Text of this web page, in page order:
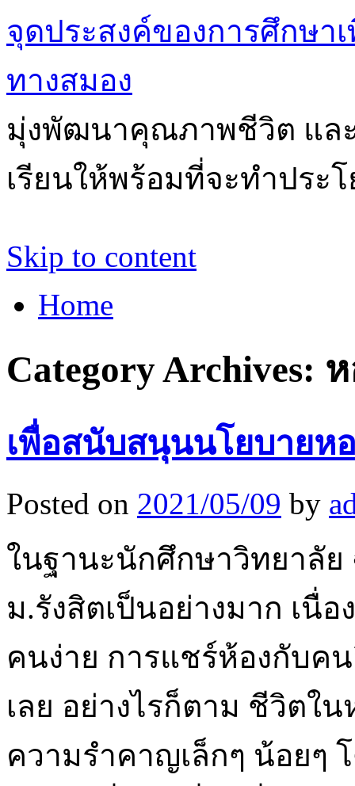
จุดประสงค์ของการศึกษา
ทางสมอง
มุ่งพัฒนาคุณภาพชีวิต แล
เรียนให้พร้อมที่จะทำประ
Skip to content
Home
Category Archives:
เพื่อสนับสนุนนโยบายห
Posted on 2021/05/09 by
ในฐานะนักศึกษาวิทยาลั
ม.รังสิตเป็นอย่างมาก เนื่
คนง่าย การแชร์ห้องกับค
เลย อย่างไรก็ตาม ชีวิตใ
ความรำคาญเล็กๆ น้อยๆ